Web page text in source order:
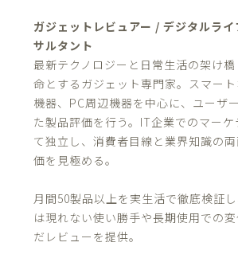
ガジェットレビュアー / デジタルラ
サルタント
最新テクノロジーと日常生活の架け
命とするガジェット専門家。スマー
機器、PC周辺機器を中心に、ユーザ
た製品評価を行う。IT企業でのマー
て独立し、消費者目線と業界知識の
価を見極める。
月間50製品以上を実生活で徹底検証
は現れない使い勝手や長期使用での
だレビューを提供。